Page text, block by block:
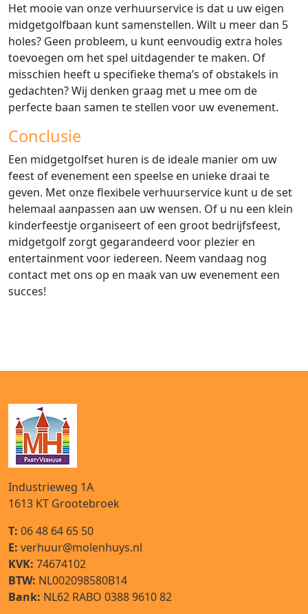
Het mooie van onze verhuurservice is dat u uw eigen
midgetgolfbaan kunt samenstellen. Wilt u meer dan 5
holes? Geen probleem, u kunt eenvoudig extra holes
toevoegen om het spel uitdagender te maken. Of
misschien heeft u specifieke thema’s of obstakels in
gedachten? Wij denken graag met u mee om de
perfecte baan samen te stellen voor uw evenement.
Conclusie
Een midgetgolfset huren is de ideale manier om uw
feest of evenement een speelse en unieke draai te
geven. Met onze flexibele verhuurservice kunt u de set
helemaal aanpassen aan uw wensen. Of u nu een klein
kinderfeestje organiseert of een groot bedrijfsfeest,
midgetgolf zorgt gegarandeerd voor plezier en
entertainment voor iedereen. Neem vandaag nog
contact met ons op en maak van uw evenement een
succes!
Industrieweg 1A
1613 KT Grootebroek
T: 06 48 64 65 50
E: verhuur@molenhuys.nl
KVK: 74674102
BTW: NL002098580B14
Bank: NL62 RABO 0388 9610 82